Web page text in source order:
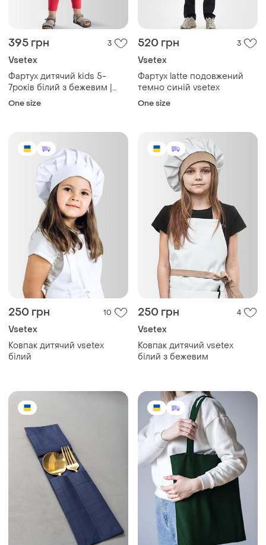
395 грн 3
Vsetex
Фартух дитячий kids 5-
7років білий з бежевим |
фартук детский
One size
520 грн 3
Vsetex
Фартух latte подовжений
темно синій vsetex
One size
250 грн 10
Vsetex
Ковпак дитячий vsetex
білий
250 грн 4
Vsetex
Ковпак дитячий vsetex
білий з бежевим